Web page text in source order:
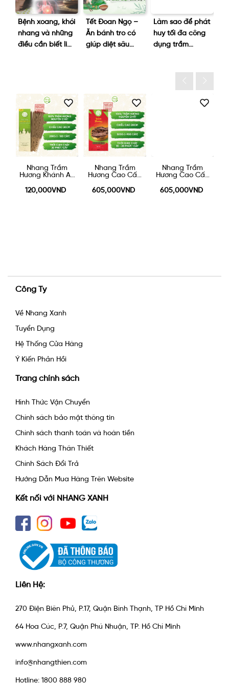
Bệnh xoang, khói
nhang và những
điều cần biết liên
Tết Đoan Ngọ –
Ăn bánh tro có
giúp diệt sâu
Làm sao để phát
huy tối đa công
dụng trầm
Nhang Trầm
Hương Khánh An
120,000VND
Nhang Trầm
Hương Cao Cấp
605,000VND
Nhang Trầm
Hương Cao Cấp
605,000VND
Công Ty
Về Nhang Xanh
Tuyển Dụng
Hệ Thống Cửa Hàng
Ý Kiến Phản Hồi
Trang chính sách
Hình Thức Vận Chuyển
Chính sách bảo mật thông tin
Chính sách thanh toán và hoàn tiền
Khách Hàng Thân Thiết
Chính Sách Đổi Trả
Hướng Dẫn Mua Hàng Trên Website
Kết nối với NHANG XANH
Liên Hệ:
270 Điện Biên Phủ, P.17, Quận Bình Thạnh, TP Hồ Chí Minh
64 Hoa Cúc, P.7, Quận Phú Nhuận, TP. Hồ Chí Minh
www.nhangxanh.com
info@nhangthien.com
Hotline: 1800 888 980